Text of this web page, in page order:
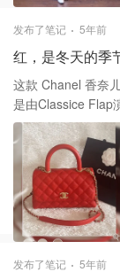
的领导下，该品牌继
喜歡和支持❤️❤️ Burberry Reversible Giant Check To Solid
发布了笔记 5年前
红，是冬天的季
这款 Chanel 香奈
是由Classice Flap
出小香经典气息，让人最
冬系列诞生的coco
变成职业的风格，
彩，到了今年春
的小香包，一时被时尚妹子们疯
handle一共有三个
不过相比下小size
择尺寸的同时，也应该结合
发布了笔记 5年前